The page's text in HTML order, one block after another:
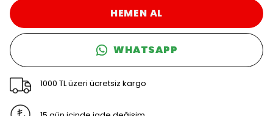
HEMEN AL
WHATSAPP
1000 TL üzeri ücretsiz kargo